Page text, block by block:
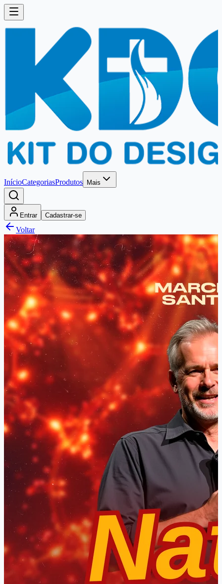
InícioCategoriasProdutos Mais
Entrar Cadastrar-se
Voltar